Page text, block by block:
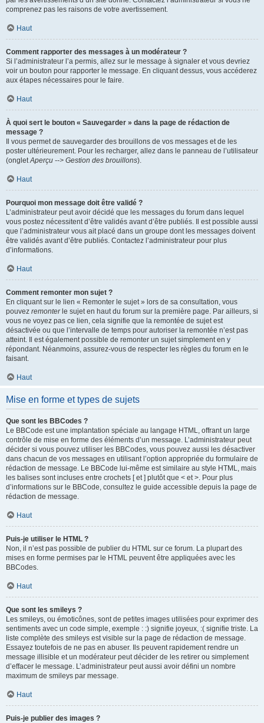
comprenez pas les raisons de votre avertissement.
Haut
Comment rapporter des messages à un modérateur ?
Si l’administrateur l’a permis, allez sur le message à signaler et vous devriez
voir un bouton pour rapporter le message. En cliquant dessus, vous accéderez
aux étapes nécessaires pour le faire.
Haut
À quoi sert le bouton « Sauvegarder » dans la page de rédaction de
message ?
Il vous permet de sauvegarder des brouillons de vos messages et de les
poster ultérieurement. Pour les recharger, allez dans le panneau de l’utilisateur
(ongletAperçu --> Gestion des brouillons).
Haut
Pourquoi mon message doit être validé ?
L’administrateur peut avoir décidé que les messages du forum dans lequel
vous postez nécessitent d’être validés avant d’être publiés. Il est possible aussi
que l’administrateur vous ait placé dans un groupe dont les messages doivent
être validés avant d’être publiés. Contactez l’administrateur pour plus
d’informations.
Haut
Comment remonter mon sujet ?
En cliquant sur le lien « Remonter le sujet » lors de sa consultation, vous
pouvez remonterle sujet en haut du forum sur la première page. Par ailleurs, si
vous ne voyez pas ce lien, cela signifie que la remontée de sujet est
désactivée ou que l’intervalle de temps pour autoriser la remontée n’est pas
atteint. Il est également possible de remonter un sujet simplement en y
répondant. Néanmoins, assurez-vous de respecter les règles du forum en le
faisant.
Haut
Mise en forme et types de sujets
Que sont les BBCodes ?
Le BBCode est une implantation spéciale au langage HTML, offrant un large
contrôle de mise en forme des éléments d’un message. L’administrateur peut
décider si vous pouvez utiliser les BBCodes, vous pouvez aussi les désactiver
dans chacun de vos messages en utilisant l’option appropriée du formulaire de
rédaction de message. Le BBCode lui-même est similaire au style HTML, mais
les balises sont incluses entre crochets [ et ] plutôt que < et >. Pour plus
d’informations sur le BBCode, consultez le guide accessible depuis la page de
rédaction de message.
Haut
Puis-je utiliser le HTML ?
Non, il n’est pas possible de publier du HTML sur ce forum. La plupart des
mises en forme permises par le HTML peuvent être appliquées avec les
BBCodes.
Haut
Que sont les smileys ?
Les smileys, ou émoticônes, sont de petites images utilisées pour exprimer des
sentiments avec un code simple, exemple : :) signifie joyeux, :( signifie triste. La
liste complète des smileys est visible sur la page de rédaction de message.
Essayez toutefois de ne pas en abuser. Ils peuvent rapidement rendre un
message illisible et un modérateur peut décider de les retirer ou simplement
d’effacer le message. L’administrateur peut aussi avoir défini un nombre
maximum de smileys par message.
Haut
Puis-je publier des images ?